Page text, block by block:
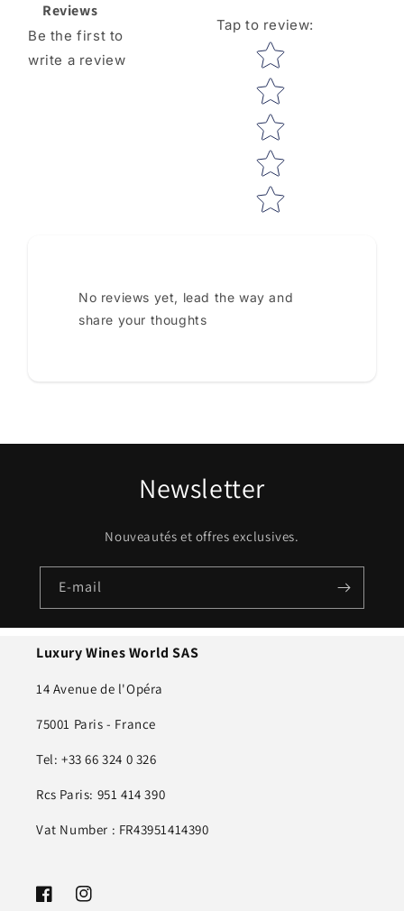
Reviews
Be the first to
write a review
Tap to review:
Star rating
No reviews yet, lead the way and
share your thoughts
Newsletter
Nouveautés et offres exclusives.
E-mail
Luxury Wines World SAS
14 Avenue de l'Opéra
75001 Paris - France
Tel: +33 66 324 0 326
Rcs Paris: 951 414 390
Vat Number : FR43951414390
FacebookInstagram